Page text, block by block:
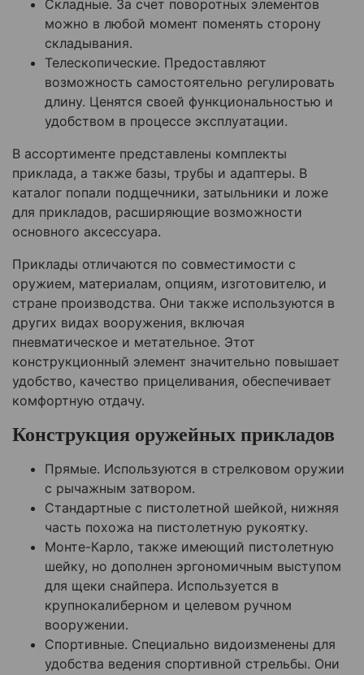
Складные. За счет поворотных элементов
можно в любой момент поменять сторону
складывания.
Телескопические. Предоставляют
возможность самостоятельно регулировать
длину. Ценятся своей функциональностью и
удобством в процессе эксплуатации.
В ассортименте представлены комплекты
приклада, а также базы, трубы и адаптеры. В
каталог попали подщечники, затыльники и ложе
для прикладов, расширяющие возможности
основного аксессуара.
Приклады отличаются по совместимости с
оружием, материалам, опциям, изготовителю, и
стране производства. Они также используются в
других видах вооружения, включая
пневматическое и метательное. Этот
конструкционный элемент значительно повышает
удобство, качество прицеливания, обеспечивает
комфортную отдачу.
Конструкция оружейных прикладов
Прямые. Используются в стрелковом оружии
с рычажным затвором.
Стандартные с пистолетной шейкой, нижняя
часть похожа на пистолетную рукоятку.
Монте-Карло, также имеющий пистолетную
шейку, но дополнен эргономичным выступом
для щеки снайпера. Используется в
крупнокалиберном и целевом ручном
вооружении.
Спортивные. Специально видоизменены для
удобства ведения спортивной стрельбы. Они